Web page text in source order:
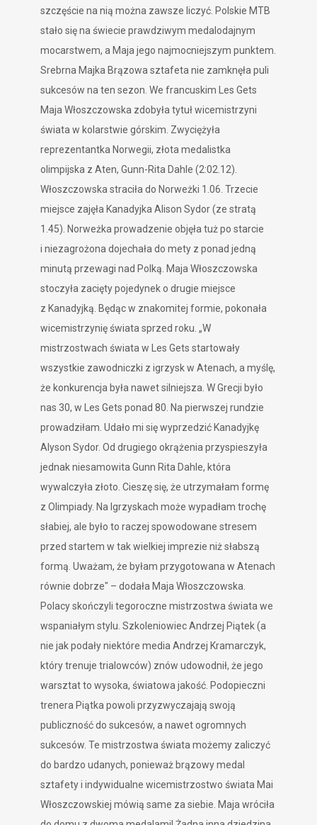
szczęście na nią można zawsze liczyć. Polskie MTB
stało się na świecie prawdziwym medalodajnym
mocarstwem, a Maja jego najmocniejszym punktem.
Srebrna Majka Brązowa sztafeta nie zamknęła puli
sukcesów na ten sezon. We francuskim Les Gets
Maja Włoszczowska zdobyła tytuł wicemistrzyni
świata w kolarstwie górskim. Zwyciężyła
reprezentantka Norwegii, złota medalistka
olimpijska z Aten, Gunn-Rita Dahle (2:02.12).
Włoszczowska straciła do Norweżki 1.06. Trzecie
miejsce zajęła Kanadyjka Alison Sydor (ze stratą
1.45). Norweżka prowadzenie objęła tuż po starcie
i niezagrożona dojechała do mety z ponad jedną
minutą przewagi nad Polką. Maja Włoszczowska
stoczyła zacięty pojedynek o drugie miejsce
z Kanadyjką. Będąc w znakomitej formie, pokonała
wicemistrzynię świata sprzed roku. „W
mistrzostwach świata w Les Gets startowały
wszystkie zawodniczki z igrzysk w Atenach, a myślę,
że konkurencja była nawet silniejsza. W Grecji było
nas 30, w Les Gets ponad 80. Na pierwszej rundzie
prowadziłam. Udało mi się wyprzedzić Kanadyjkę
Alyson Sydor. Od drugiego okrążenia przyspieszyła
jednak niesamowita Gunn Rita Dahle, która
wywalczyła złoto. Cieszę się, że utrzymałam formę
z Olimpiady. Na Igrzyskach może wypadłam trochę
słabiej, ale było to raczej spowodowane stresem
przed startem w tak wielkiej imprezie niż słabszą
formą. Uważam, że byłam przygotowana w Atenach
równie dobrze" – dodała Maja Włoszczowska.
Polacy skończyli tegoroczne mistrzostwa świata we
wspaniałym stylu. Szkoleniowiec Andrzej Piątek (a
nie jak podały niektóre media Andrzej Kramarczyk,
który trenuje trialowców) znów udowodnił, że jego
warsztat to wysoka, światowa jakość. Podopieczni
trenera Piątka powoli przyzwyczajają swoją
publiczność do sukcesów, a nawet ogromnych
sukcesów. Te mistrzostwa świata możemy zaliczyć
do bardzo udanych, ponieważ brązowy medal
sztafety i indywidualne wicemistrzostwo świata Mai
Włoszczowskiej mówią same za siebie. Maja wróciła